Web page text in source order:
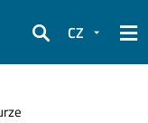
Hledat
CZ